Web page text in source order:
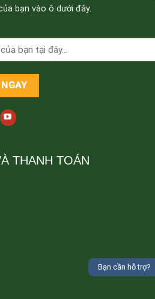
bạn vào ô dưới đây.
THANH TOÁN
Bạn cần hỗ trợ?